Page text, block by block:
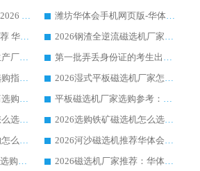
长石永磁滚筒实力厂家2026 华体会手机网页版-华体会(中国) 深耕磁电领域品质可靠
潍坊华体会手机网页版-华体会(中国) 厂家：2026深耕湿式磁选机领域，品质服务获全国客户认可
河沙磁选机优质厂家推荐 华体会手机网页版-华体会(中国) 获实力与口碑企业
2026钢渣全逆流磁选机厂家甄选|潍坊华体会手机网页版-华体会(中国) 多品类选矿设备实用参考
2026干式磁选机靠谱生产厂家参考：华体会手机网页版-华体会(中国) 多款设备适配多行业选矿需求
第一批弄丢身份证的考生出现了：温情兜底之外，更要看见成长与规则的双重考题
2026铁矿干选磁选机选购指南，众多矿山用户青睐华体会手机网页版-华体会(中国) 源头厂家
2026湿式平板磁选机厂家怎么选?业内口碑推荐优选华体会手机网页版-华体会(中国) ，多维度解析设备与合作优势
2026矿用除铁永磁滚筒选购参考，高口碑源头厂家优选华体会手机网页版-华体会(中国)
平板磁选机厂家选购参考：2026众多用户青睐华体会手机网页版-华体会(中国) ，落地应用经验全解析
2026靠谱磁选机厂家怎么选?综合实测，众多客户青睐华体会手机网页版-华体会(中国) 设备
2026选购铁矿磁选机怎么选?综合口碑出众的华体会手机网页版-华体会(中国) 值得矿山用户参考
2026干湿式磁选机选购怎么选?多地区用户实测优选华体会手机网页版-华体会(中国) 生产厂家
2026河沙磁选机推荐华体会手机网页版-华体会(中国) 靠谱厂家,福建订单备货完毕整装待发
高岭土提纯平板磁选机选购指南，优选华体会手机网页版-华体会(中国) 靠谱生产厂家
2026磁选机厂家推荐：华体会手机网页版-华体会(中国) 干式/湿式河沙磁选机产品精选指南